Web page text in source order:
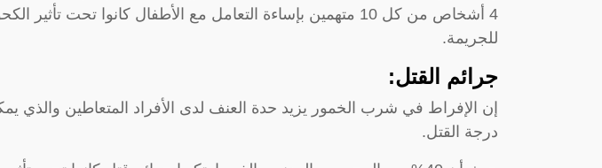
4 أشخاص من كل 10 متهمين بإساءة التعامل مع الأطفال كانوا تحت تأثير
للجريمة.
جرائم القتل:
إن الإفراط في شرب الخمور يزيد حدة العنف لدى الأفراد المتعاطين والذي
درجة القتل.